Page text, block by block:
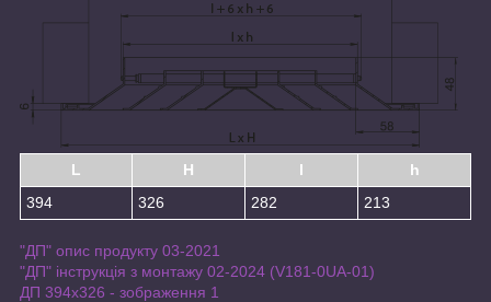
L H l
h
394
326 282 213
"ДП" опис продукту 03-2021
"ДП" інструкція з монтажу 02-2024 (V181-0UA-01)
ДП 394x326 - зображення 1